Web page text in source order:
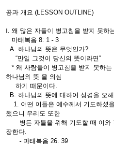
공과 개요 (LESSON OUTLINE)
Ⅰ. 왜 많은 자들이 병고침을 받지 못하
마태복음 8: 1 - 3
A. 하나님의 뜻은 무엇인가?
“만일 그것이 당신의 뜻이라면”
* 왜 사람들이 병고침을 받지 못하는
하나님의 뜻 을 의심
하기 때문이다.
B. 하나님의 뜻에 대하여 성경을 오
1. 어떤 이들은 예수께서 기도하셨
했으니 우리도 또한
병든 자들을 위해 기도할 때 이와
장한다.
- 마태복음 26: 39